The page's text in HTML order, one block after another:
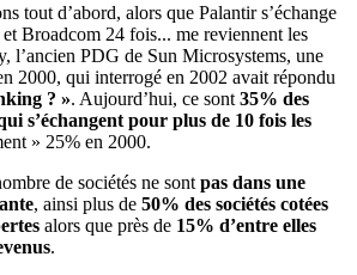
tout d’abord, alors que Palantir s’échange
Broadcom 24 fois... me reviennent les
l’ancien PDG de Sun Microsystems, une
2000, qui interrogé en 2002 avait répondu
? ». Aujourd’hui, ce sont 35% des
s’échangent pour plus de 10 fois les
» 25% en 2000.
de sociétés ne sont pas dans une
, ainsi plus de 50% des sociétés cotées
alors que près de 15% d’entre elles
.